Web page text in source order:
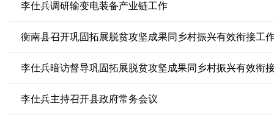
李仕兵调研输变电装备产业链工作
衡南县召开巩固拓展脱贫攻坚成果同乡村振兴有效衔接工
李仕兵暗访督导巩固拓展脱贫攻坚成果同乡村振兴有效衔
李仕兵主持召开县政府常务会议